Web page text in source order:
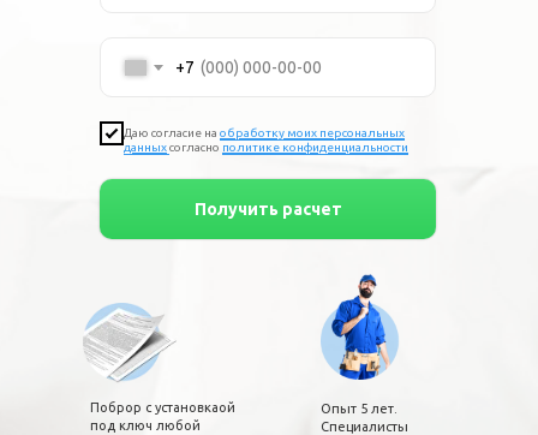
+7
Даю согласие на обработку моих персональных
данныхсогласно политике конфиденциальности
Получить расчет
Поброр с установкаой
под ключ любой
Опыт 5 лет.
Специалисты